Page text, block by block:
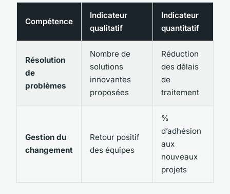
Compétence
Indicateur
qualitatif
Indicateur
quantitatif
Résolution
de
problèmes
Nombre de
solutions
innovantes
proposées
Réduction
des délais
de
traitement
Gestion du
changement
Retour positif
des équipes
%
d’adhésion
aux
nouveaux
projets